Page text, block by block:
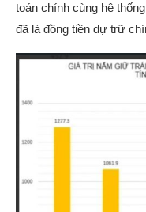
toán chính cùng hệ
đã là đồng tiền dự trữ